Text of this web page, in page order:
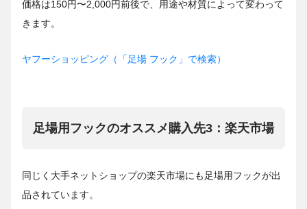
価格は150円〜2,000円前後で、用途や材質によって変わって
きます。
ヤフーショッピング（「足場 フック」で検索）
足場用フックのオススメ購入先3：楽天市場
同じく大手ネットショップの楽天市場にも足場用フックが出
品されています。